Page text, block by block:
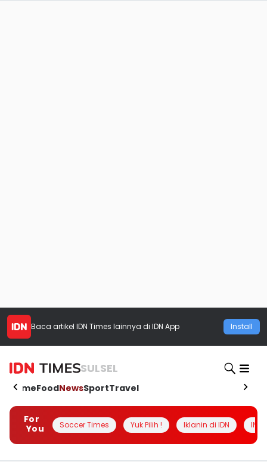
Baca artikel IDN Times lainnya di IDN App Install
SULSEL
HomeFoodNewsSportTravel
For
You
Soccer Times Yuk Pilih ! Iklanin di IDN